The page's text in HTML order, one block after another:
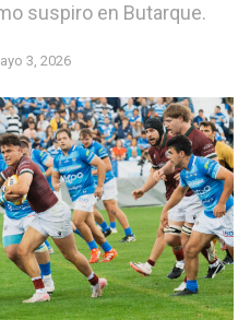
suspiro en Butarque.
3, 2026